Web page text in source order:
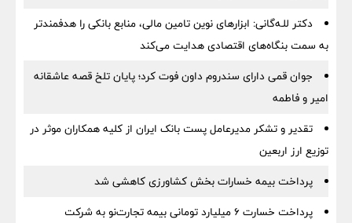
دکتر للـه‌گانی: ابزارهای نوین تامین مالی، منابع بانکی را هدفمندتر
به سمت بنگاه‌های اقتصادی هدایت می‌کند
جوان قمی دارای سندروم داون فوت کرد؛ پایان تلخ قصه عاشقانه
امیر و فاطمه
تقدیر و تشکر مدیرعامل پست بانک ایران از کلیه همکاران موثر در
توزیع ارز اربعین
پرداخت بیمه خسارات بخش کشاورزی کاهشی شد
پرداخت خسارت ۶ میلیارد تومانی بیمه تجارت‌نو به شرکت